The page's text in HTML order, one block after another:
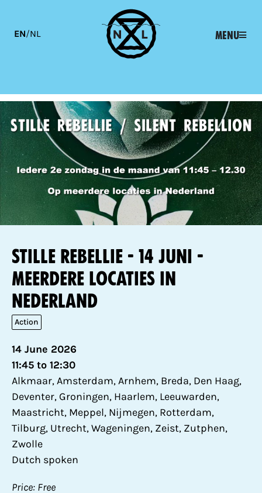
EN/NL Menu
Stille Rebellie - 14 juni -
meerdere locaties in
Nederland
Action
14 June 2026
11:45 to 12:30
Alkmaar, Amsterdam, Arnhem, Breda, Den Haag,
Deventer, Groningen, Haarlem, Leeuwarden,
Maastricht, Meppel, Nijmegen, Rotterdam,
Tilburg, Utrecht, Wageningen, Zeist, Zutphen,
Zwolle
Dutch spoken
Price: Free